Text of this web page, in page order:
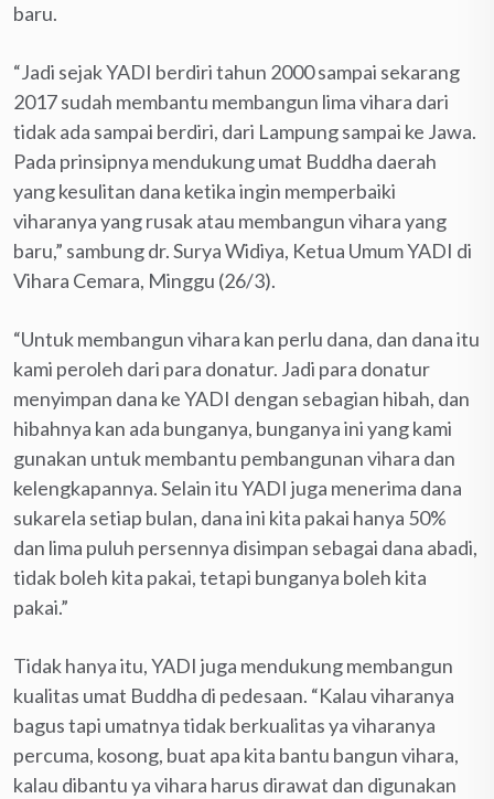
baru.
“Jadi sejak YADI berdiri tahun 2000 sampai sekarang
2017 sudah membantu membangun lima vihara dari
tidak ada sampai berdiri, dari Lampung sampai ke Jawa.
Pada prinsipnya mendukung umat Buddha daerah
yang kesulitan dana ketika ingin memperbaiki
viharanya yang rusak atau membangun vihara yang
baru,” sambung dr. Surya Widiya, Ketua Umum YADI di
Vihara Cemara, Minggu (26/3).
“Untuk membangun vihara kan perlu dana, dan dana itu
kami peroleh dari para donatur. Jadi para donatur
menyimpan dana ke YADI dengan sebagian hibah, dan
hibahnya kan ada bunganya, bunganya ini yang kami
gunakan untuk membantu pembangunan vihara dan
kelengkapannya. Selain itu YADI juga menerima dana
sukarela setiap bulan, dana ini kita pakai hanya 50%
dan lima puluh persennya disimpan sebagai dana abadi,
tidak boleh kita pakai, tetapi bunganya boleh kita
pakai.”
Tidak hanya itu, YADI juga mendukung membangun
kualitas umat Buddha di pedesaan. “Kalau viharanya
bagus tapi umatnya tidak berkualitas ya viharanya
percuma, kosong, buat apa kita bantu bangun vihara,
kalau dibantu ya vihara harus dirawat dan digunakan